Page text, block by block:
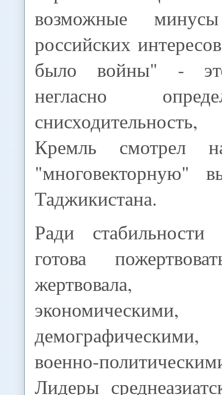
возможные
российских
было войны" -
негласно
Кремль смотрел
"многовекторную"
Таджикистана.
Ради
готова
экономическими,
военно-
Лидеры